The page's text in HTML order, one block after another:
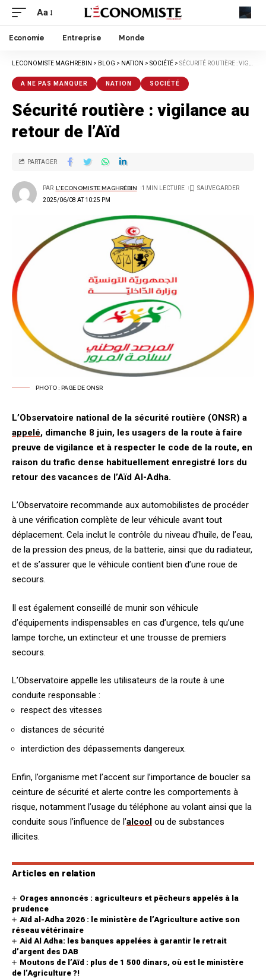
Aa
Economie Entreprise Monde
LECONOMISTE MAGHREBIN > BLOG > NATION > SOCIÉTÉ > SÉCURITÉ ROUTIÈRE : VIGILANCE AU RETOUR DE L’AÏD
A NE PAS MANQUER NATION SOCIÉTÉ
Sécurité routière : vigilance au
retour de l’Aïd
2025/06/08 AT 10:25 PM
PAR L'ECONOMISTE MAGHRÉBIN 1 MIN LECTURE
PARTAGER
PHOTO : PAGE DE ONSR
L’Observatoire national de la sécurité routière (ONSR) a
appelé, dimanche 8 juin, les usagers de la route à faire
preuve de vigilance et à respecter le code de la route, en
raison du trafic dense habituellement enregistré lors du
retour des vacances de l’Aïd Al-Adha.
L’Observatoire recommande aux automobilistes de procéder
à une vérification complète de leur véhicule avant tout
déplacement. Cela inclut le contrôle du niveau d’huile, de l’eau,
de la pression des pneus, de la batterie, ainsi que du radiateur,
et de s’assurer que le véhicule contient bien d’une roue de
secours.
Il est également conseillé de munir son véhicule
d’équipements indispensables en cas d’urgence, tels qu’une
lampe torche, un extincteur et une trousse de premiers
secours.
L’Observatoire appelle les utilisateurs de la route à une
conduite responsable :
respect des vitesses
distances de sécurité
interdiction des dépassements dangereux.
Enfin, l’organisme met l’accent sur l’importance de boucler sa
ceinture de sécurité et alerte contre les comportements à
risque, notamment l’usage du téléphone au volant ainsi que la
conduite sous l’influence de l’alcool ou de substances
illicites.
Articles en relation
Orages annoncés : agriculteurs et pêcheurs appelés à la
prudence
Aïd al-Adha 2026 : le ministère de l’Agriculture active son
réseau vétérinaire
Aid Al Adha: les banques appelées à garantir le retrait
d’argent des DAB
Moutons de l’Aïd : plus de 1 500 dinars, où est le ministère
de l’Agriculture ?!